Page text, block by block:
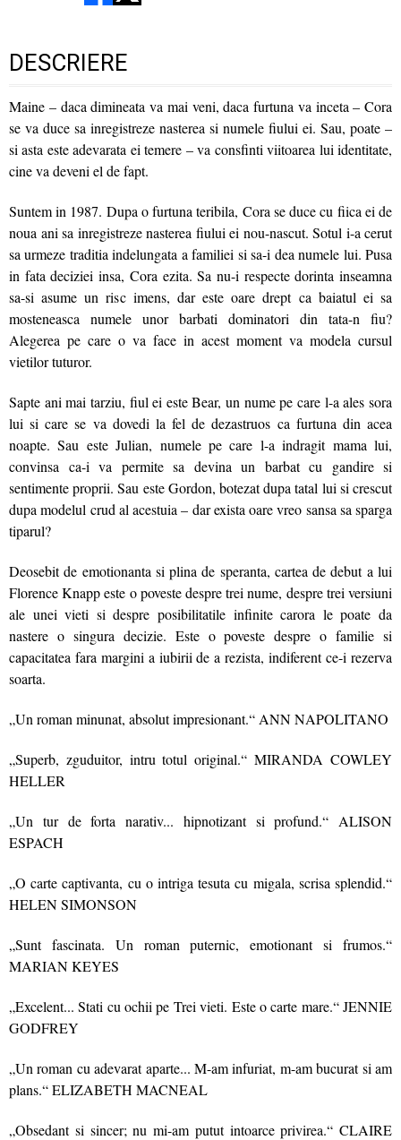
DESCRIERE
Maine – daca dimineata va mai veni, daca furtuna va inceta – Cora
se va duce sa inregistreze nasterea si numele fiului ei. Sau, poate –
si asta este adevarata ei temere – va consfinti viitoarea lui identitate,
cine va deveni el de fapt.
Suntem in 1987. Dupa o furtuna teribila, Cora se duce cu fiica ei de
noua ani sa inregistreze nasterea fiului ei nou-nascut. Sotul i-a cerut
sa urmeze traditia indelungata a familiei si sa-i dea numele lui. Pusa
in fata deciziei insa, Cora ezita. Sa nu-i respecte dorinta inseamna
sa-si asume un risc imens, dar este oare drept ca baiatul ei sa
mosteneasca numele unor barbati dominatori din tata-n fiu?
Alegerea pe care o va face in acest moment va modela cursul
vietilor tuturor.
Sapte ani mai tarziu, fiul ei este Bear, un nume pe care l-a ales sora
lui si care se va dovedi la fel de dezastruos ca furtuna din acea
noapte. Sau este Julian, numele pe care l-a indragit mama lui,
convinsa ca-i va permite sa devina un barbat cu gandire si
sentimente proprii. Sau este Gordon, botezat dupa tatal lui si crescut
dupa modelul crud al acestuia – dar exista oare vreo sansa sa sparga
tiparul?
Deosebit de emotionanta si plina de speranta, cartea de debut a lui
Florence Knapp este o poveste despre trei nume, despre trei versiuni
ale unei vieti si despre posibilitatile infinite carora le poate da
nastere o singura decizie. Este o poveste despre o familie si
capacitatea fara margini a iubirii de a rezista, indiferent ce-i rezerva
soarta.
„Un roman minunat, absolut impresionant.“ ANN NAPOLITANO
„Superb, zguduitor, intru totul original.“ MIRANDA COWLEY
HELLER
„Un tur de forta narativ... hipnotizant si profund.“ ALISON
ESPACH
„O carte captivanta, cu o intriga tesuta cu migala, scrisa splendid.“
HELEN SIMONSON
„Sunt fascinata. Un roman puternic, emotionant si frumos.“
MARIAN KEYES
„Excelent... Stati cu ochii pe Trei vieti. Este o carte mare.“ JENNIE
GODFREY
„Un roman cu adevarat aparte... M-am infuriat, m-am bucurat si am
plans.“ ELIZABETH MACNEAL
„Obsedant si sincer; nu mi-am putut intoarce privirea.“ CLAIRE